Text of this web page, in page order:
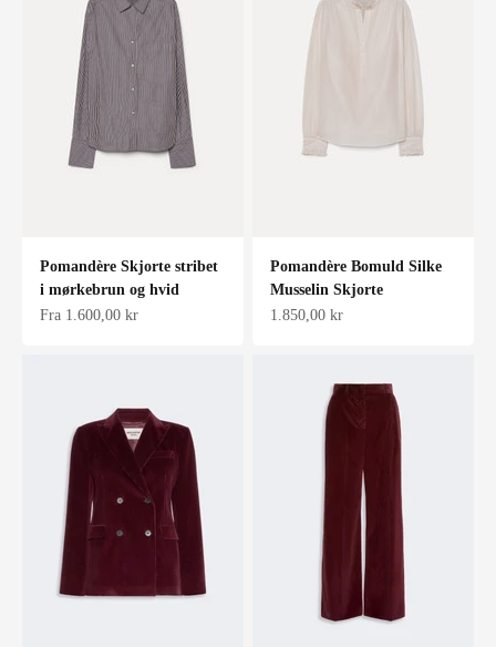
Pomandère Skjorte stribet
i mørkebrun og hvid
Salgspris
Fra 1.600,00 kr
Pomandère Bomuld Silke
Musselin Skjorte
Salgspris
1.850,00 kr